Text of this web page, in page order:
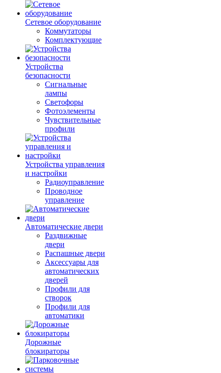
Сетевое оборудование
Коммутаторы
Комплектующие
Устройства
безопасности
Сигнальные
лампы
Светофоры
Фотоэлементы
Чувствительные
профили
Устройства управления
и настройки
Радиоуправление
Проводное
управление
Автоматические двери
Раздвижные
двери
Распашные двери
Аксессуары для
автоматических
дверей
Профили для
створок
Профили для
автоматики
Дорожные
блокираторы